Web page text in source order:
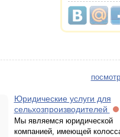
Юридические услуги для
сельхозпроизводителей
Мы являемся юридической
компанией, имеющей